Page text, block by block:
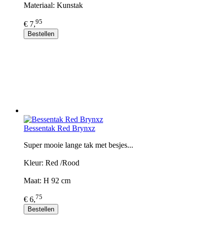
Materiaal: Kunstak
€ 7,95
Bestellen
Bessentak Red Brynxz
Super mooie lange tak met besjes...
Kleur: Red /Rood
Maat: H 92 cm
€ 6,75
Bestellen